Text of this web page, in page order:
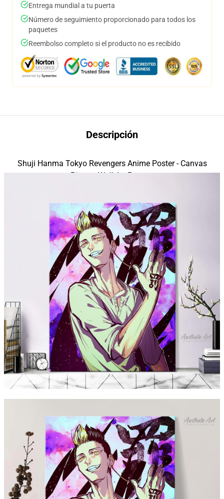
Entrega mundial a tu puerta
Número de seguimiento proporcionado para todos los
paquetes
Reembolso completo si el producto no es recibido
Descripción
modname=house
Shuji Hanma Tokyo Revengers Anime Poster - Canvas
Pintura Wall Art Posters